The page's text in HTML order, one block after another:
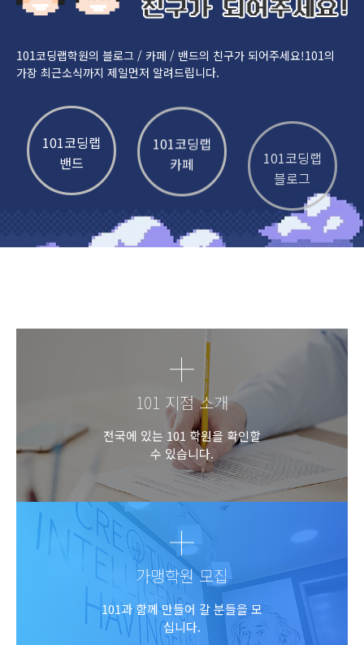
101코딩랩학원의 블로그 / 카페 / 밴드의 친구가 되어주세요!101의
가장 최근소식까지 제일먼저 알려드립니다.
101코딩랩
밴드
101코딩랩
카페
101코딩랩
블로그
101 지점 소개
전국에 있는 101 학원을 확인할
수 있습니다.
가맹학원 모집
101과 함께 만들어 갈 분들을 모
십니다.